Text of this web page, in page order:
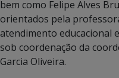
bem como Felipe Alves
orientados pela
atendimento educacional
sob coordenação da
Garcia Oliveira.